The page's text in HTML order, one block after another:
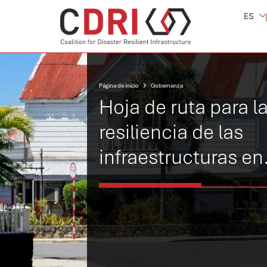
ES
Página de inicio Gobernanza
Hoja de ruta para
resiliencia de las
infraestructuras en
Tonga